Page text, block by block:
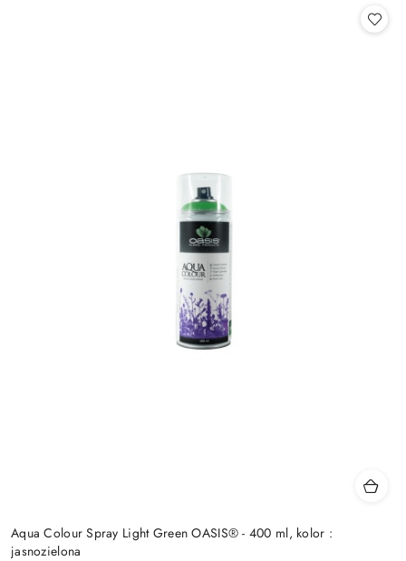
Aqua Colour Spray Light Green OASIS® - 400 ml, kolor :
jasnozielona